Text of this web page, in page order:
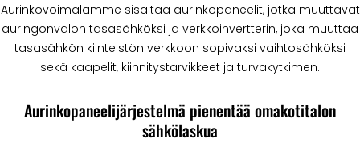
Aurinkovoimalamme sisältää aurinkopaneelit, jotka muuttavat
auringonvalon tasasähköksi ja verkkoinvertterin, joka muuttaa
tasasähkön kiinteistön verkkoon sopivaksi vaihtosähköksi
sekä kaapelit, kiinnitystarvikkeet ja turvakytkimen.
Aurinkopaneelijärjestelmä pienentää omakotitalon
sähkölaskua